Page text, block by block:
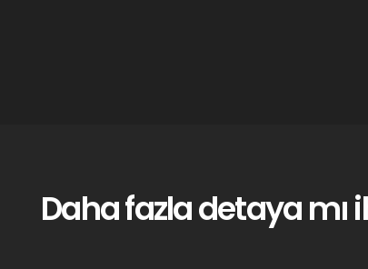
Daha fazla detaya mı